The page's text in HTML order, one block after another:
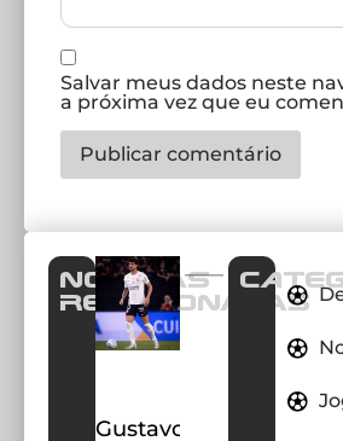
Salvar meus dados neste
a próxima vez que eu
Notícias
Relacionadas
Gustavo